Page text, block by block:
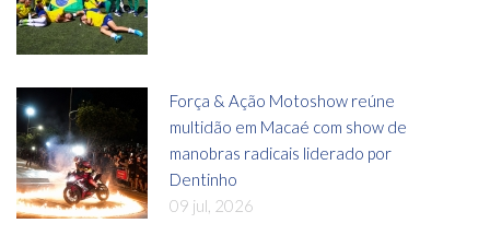
Força & Ação Motoshow reúne
multidão em Macaé com show de
manobras radicais liderado por
Dentinho
09 jul, 2026